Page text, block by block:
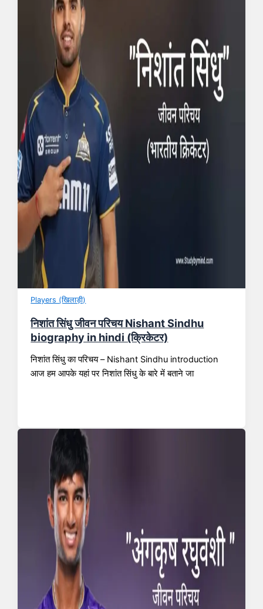
Players (खिलाड़ी)
निशांत सिंधु जीवन परिचय Nishant Sindhu
biography in hindi (क्रिकेटर)
निशांत सिंधु का परिचय – Nishant Sindhu introduction
आज हम आपके यहां पर निशांत सिंधु के बारे में बताने जा